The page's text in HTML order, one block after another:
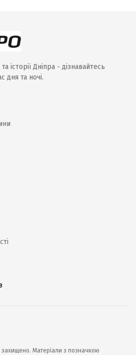
історії Дніпра - дізнавайтесь
дня та ночі.
захищено. Матеріали з позначкою